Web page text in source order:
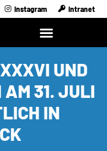
Instagram Intranet
UND
AM 31. JULI
IN